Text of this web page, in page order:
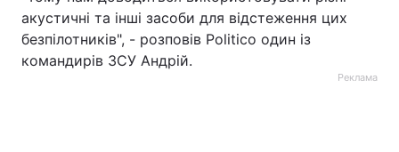
акустичні та інші засоби для відстеження цих
безпілотників", - розповів Politico один із
командирів ЗСУ Андрій.
Реклама